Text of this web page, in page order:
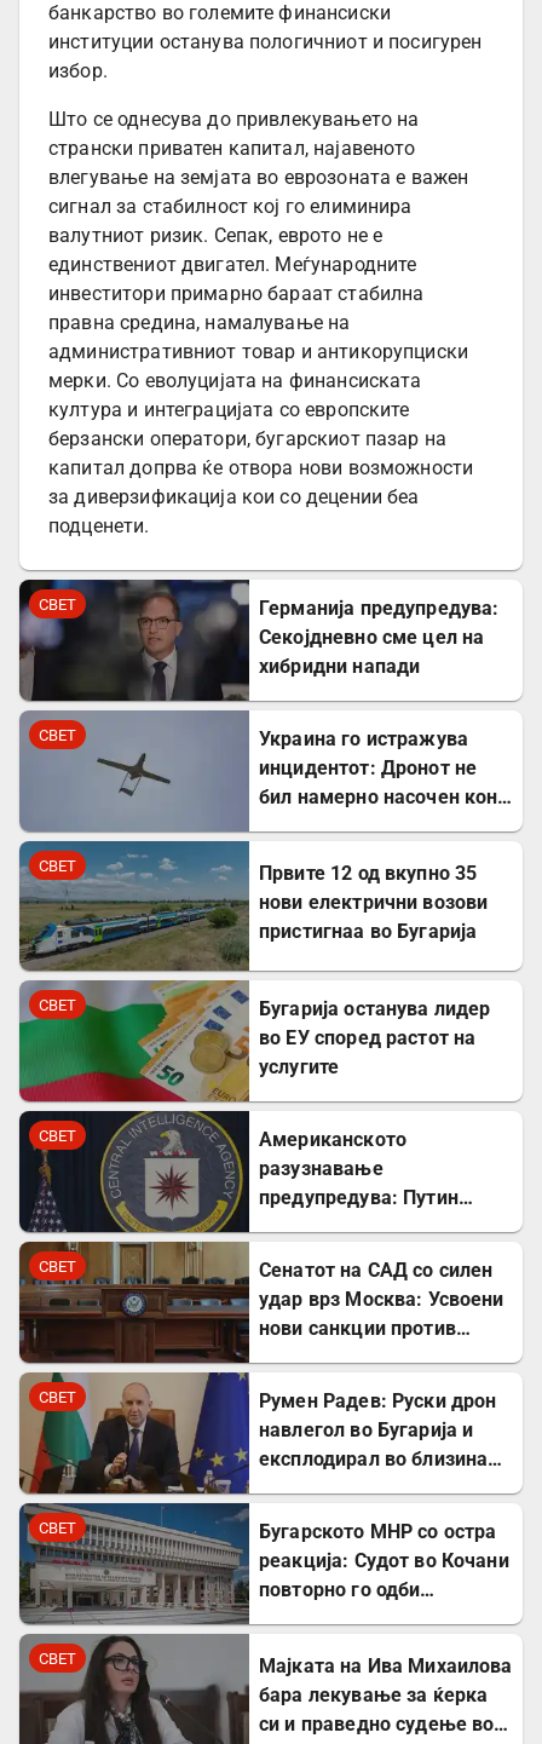
банкарство во големите финансиски
институции останува пологичниот и посигурен
избор.
Што се однесува до привлекувањето на
странски приватен капитал, најавеното
влегување на земјата во еврозоната е важен
сигнал за стабилност кој го елиминира
валутниот ризик. Сепак, еврото не е
единствениот двигател. Меѓународните
инвеститори примарно бараат стабилна
правна средина, намалување на
административниот товар и антикорупциски
мерки. Со еволуцијата на финансиската
култура и интеграцијата со европските
берзански оператори, бугарскиот пазар на
капитал допрва ќе отвора нови возможности
за диверзификација кои со децении беа
подценети.
СВЕТ
Германија предупредува:
Секојдневно сме цел на
хибридни напади
СВЕТ
Украина го истражува
инцидентот: Дронот не
бил намерно насочен кон
СВЕТ
Првите 12 од вкупно 35
нови електрични возови
пристигнаа во Бугарија
СВЕТ
Бугарија останува лидер
во ЕУ според растот на
услугите
СВЕТ
Американското
разузнавање
предупредува: Путин
СВЕТ
Сенатот на САД со силен
удар врз Москва: Усвоени
нови санкции против
СВЕТ
Румен Радев: Руски дрон
навлегол во Бугарија и
експлодирал во близина
СВЕТ
Бугарското МНР со остра
реакција: Судот во Кочани
повторно го одби
СВЕТ
Мајката на Ива Михаилова
бара лекување за ќерка
си и праведно судење во